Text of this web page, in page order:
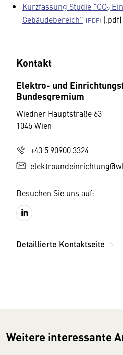
Kurzfassung Studie "CO2
Gebäudebereich"
(.pdf)
Kontakt
Elektro- und
Bundesgremium
Wiedner Hauptstraße 63
1045 Wien
+43 5 90900 3324
Besuchen Sie uns auf:
Detaillierte Kontaktseite
Weitere interessante